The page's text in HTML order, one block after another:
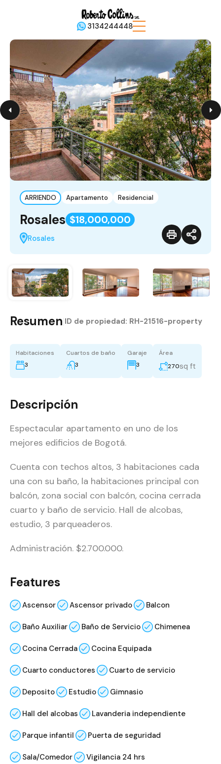
3134244448
ARRIENDO Apartamento Residencial
Rosales $18,000,000
Rosales
Resumen ID de propiedad: RH-21516-property
Habitaciones
3
Cuartos de baño
3
Garaje
3
Área
270sq ft
Descripción
Espectacular apartamento en uno de los
mejores edificios de Bogotá.
Cuenta con techos altos, 3 habitaciones cada
una con su baño, la habitaciones principal con
balcón, zona social con balcón, cocina cerrada
cuarto y baño de servicio. Hall de alcobas,
estudio, 3 parqueaderos.
Administración. $2.700.000.
Features
Ascensor Ascensor privado Balcon
Baño Auxiliar Baño de Servicio Chimenea
Cocina Cerrada Cocina Equipada
Cuarto conductores Cuarto de servicio
Deposito Estudio Gimnasio
Hall del alcobas Lavanderia independiente
Parque infantil Puerta de seguridad
Sala/Comedor Vigilancia 24 hrs